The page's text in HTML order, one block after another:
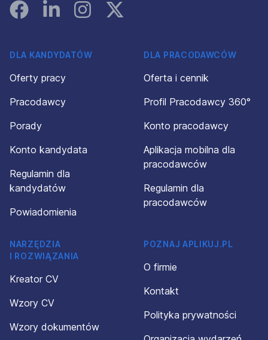
FacebookLinked InInstagramInstagram
DLA KANDYDATÓW
Oferty pracy
Pracodawcy
Porady
Konto kandydata
Regulamin dla
kandydatów
Powiadomienia
DLA PRACODAWCÓW
Oferta i cennik
Profil Pracodawcy 360°
Konto pracodawcy
Aplikacja mobilna dla
pracodawców
Regulamin dla
pracodawców
NARZĘDZIA
I ROZWIĄZANIA
Kreator CV
Wzory CV
Wzory dokumentów
POZNAJ APLIKUJ.PL
O firmie
Kontakt
Polityka prywatności